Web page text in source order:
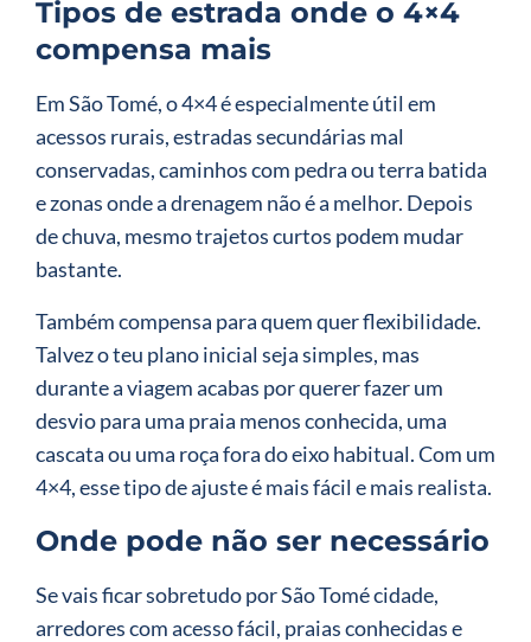
Tipos de estrada onde o 4×4
compensa mais
Em São Tomé, o 4×4 é especialmente útil em
acessos rurais, estradas secundárias mal
conservadas, caminhos com pedra ou terra batida
e zonas onde a drenagem não é a melhor. Depois
de chuva, mesmo trajetos curtos podem mudar
bastante.
Também compensa para quem quer flexibilidade.
Talvez o teu plano inicial seja simples, mas
durante a viagem acabas por querer fazer um
desvio para uma praia menos conhecida, uma
cascata ou uma roça fora do eixo habitual. Com um
4×4, esse tipo de ajuste é mais fácil e mais realista.
Onde pode não ser necessário
Se vais ficar sobretudo por São Tomé cidade,
arredores com acesso fácil, praias conhecidas e